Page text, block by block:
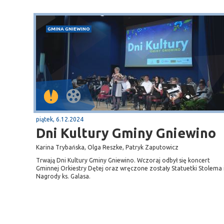
GMINA GNIEWINO
piątek, 6.12.2024
Dni Kultury Gminy Gniewino
Karina Trybańska, Olga Reszke, Patryk Zaputowicz
Trwają Dni Kultury Gminy Gniewino. Wczoraj odbył się koncert
Gminnej Orkiestry Dętej oraz wręczone zostały Statuetki Stolema
Nagrody ks. Galasa.